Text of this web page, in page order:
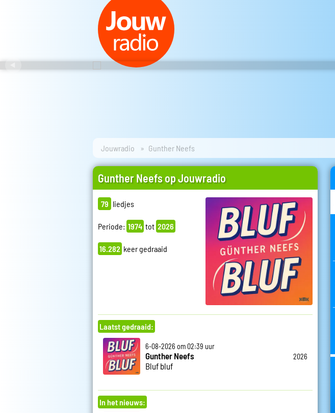
Jouwradio Gunther Neefs
Gunther Neefs op Jouwradio
79 liedjes
Periode: 1974 tot 2026
16.282 keer gedraaid
Laatst gedraaid:
6-08-2026 om 02:39 uur
Gunther Neefs
Bluf bluf
2026
In het nieuws: